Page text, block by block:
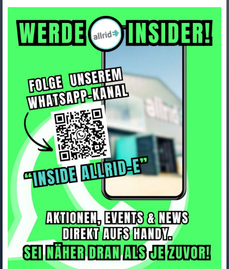
Bontrager Tasche Bontrager
Adventure Lenkertasche Black
Art.Nr. 5254972
Farbe: BLACK